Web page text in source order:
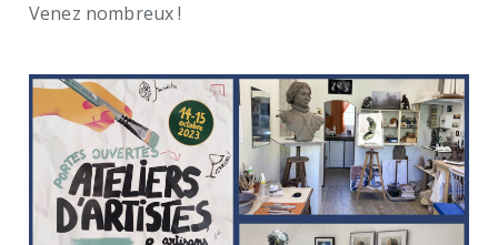
Venez nombreux !